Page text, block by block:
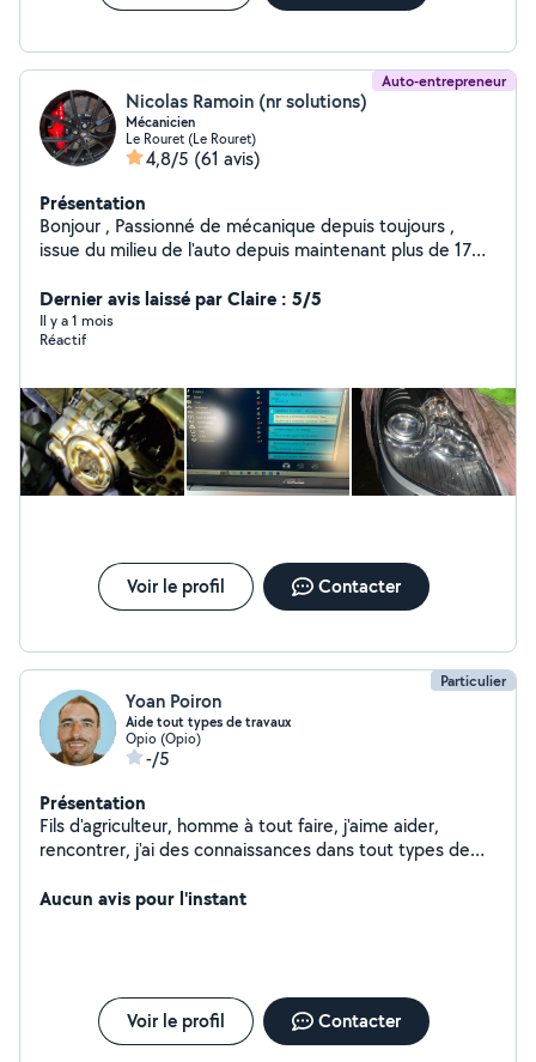
Auto-entrepreneur
Nicolas Ramoin (nr solutions)
Mécanicien
Le Rouret (Le Rouret)
4,8/5 (61 avis)
Présentation
Bonjour , Passionné de mécanique depuis toujours ,
issue du milieu de l'auto depuis maintenant plus de 17
la remise en état de vos véhicules quel qu'ils soient.
Dans l'attente de lire vos besoins , je vous remerci par
Dernier avis laissé par Claire : 5/5
Il y a 1 mois
Réactif
Voir le profil Contacter
Particulier
Yoan Poiron
Aide tout types de travaux
Opio (Opio)
-/5
Présentation
Fils d'agriculteur, homme à tout faire, j'aime aider,
rencontrer, j'ai des connaissances dans tout types de
Aucun avis pour l'instant
Voir le profil Contacter